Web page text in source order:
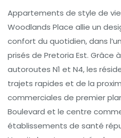
Appartements de style de
Woodlands Place allie un
confort du quotidien, dans
prisés de Pretoria Est. Grâce
autoroutes N1 et N4, les
trajets rapides et de la
commerciales de premier
Boulevard et le centre
établissements de santé